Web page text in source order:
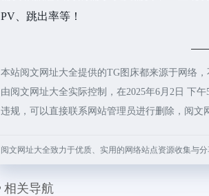
PV、跳出率等！
本站阅文网址大全提供的TG图床都来源于网络
由阅文网址大全实际控制，在2025年6月2日 下
违规，可以直接联系网站管理员进行删除，阅文
阅文网址大全致力于优质、实用的网络站点资源收集与分
相关导航